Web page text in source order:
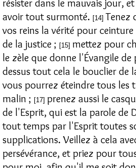
résister dans le mauvais jour,
avoir tout surmonté. [14] Tenez
vos reins la vérité pour ceinture
de la justice ; [15] mettez pour
le zèle que donne l'Évangile de
dessus tout cela le bouclier de
vous pourrez éteindre tous les
malin ; [17] prenez aussi le
de l'Esprit, qui est la parole de
tout temps par l'Esprit toutes
supplications. Veillez à cela
persévérance, et priez pour